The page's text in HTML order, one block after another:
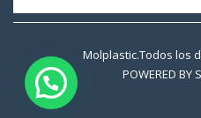
Molplastic.Todos los
POWERED BY